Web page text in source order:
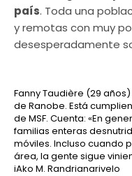
país. Toda una
y remotas con muy
desesperadamente
Fanny Taudière (29
de Ranobe. Está
de MSF. Cuenta: «En
familias enteras
móviles. Incluso cuando
área, la gente sigue
iAko M. Randrianarivelo